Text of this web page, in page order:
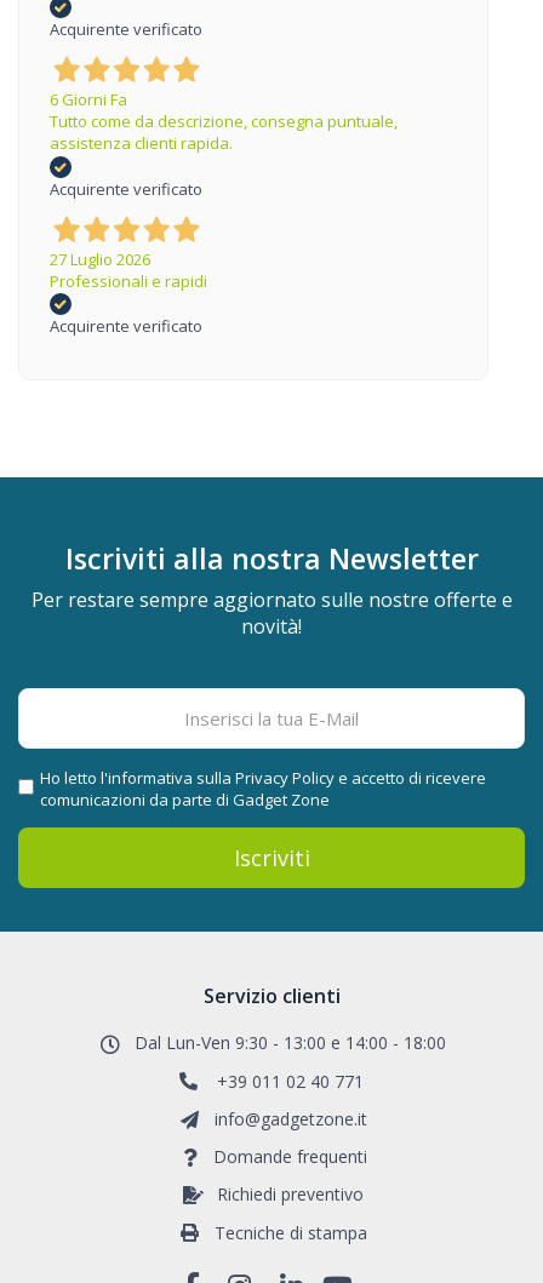
Acquirente verificato
6 Giorni Fa
Tutto come da descrizione, consegna puntuale,
assistenza clienti rapida.
Acquirente verificato
27 Luglio 2026
Professionali e rapidi
Acquirente verificato
Iscriviti alla nostra Newsletter
Per restare sempre aggiornato sulle nostre offerte e
novità!
Iscriviti
Ho letto l'informativa sulla Privacy Policye accetto di ricevere
comunicazioni da parte di Gadget Zone
Servizio clienti
Dal Lun-Ven 9:30 - 13:00 e 14:00 - 18:00
+39 011 02 40 771
info@gadgetzone.it
Domande frequenti
Richiedi preventivo
Tecniche di stampa